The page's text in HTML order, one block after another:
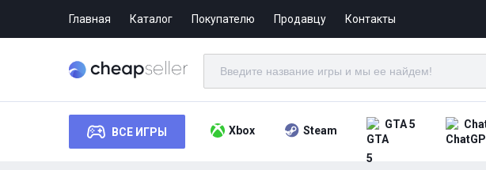
Главная Каталог Покупателю Продавцу Контакты
ВСЕ ИГРЫ Xbox Steam GTA 5